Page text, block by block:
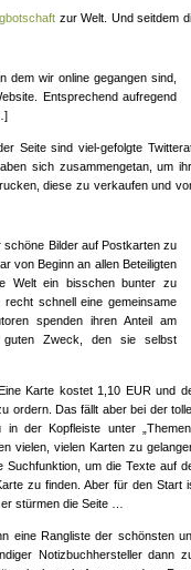
zur Welt. Und seitdem
wir online gegangen sind,
Entsprechend aufregend
Seite sind viel-gefolgte
sich zusammengetan, um
diese zu verkaufen und
Bilder auf Postkarten zu
von Beginn an allen Beteiligten
Welt ein bisschen bunter zu
schnell eine gemeinsame
spenden ihren Anteil am
Zweck, den sie selbst
Karte kostet 1,10 EUR und
ordern. Das fällt aber bei der
der Kopfleiste unter
vielen, vielen Karten zu
Suchfunktion, um die Texte auf
zu finden. Aber für den Start
stürmen die Seite …
eine Rangliste der schönsten
Notizbuchhersteller dann